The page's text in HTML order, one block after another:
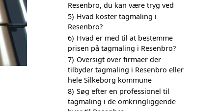
Resenbro, du kan være tryg ved
5) Hvad koster tagmaling i
Resenbro?
6) Hvad er med til at bestemme
prisen på tagmaling i Resenbro?
7) Oversigt over firmaer der
tilbyder tagmaling i Resenbro eller
hele Silkeborg kommune
8) Søg efter en professionel til
tagmaling i de omkringliggende